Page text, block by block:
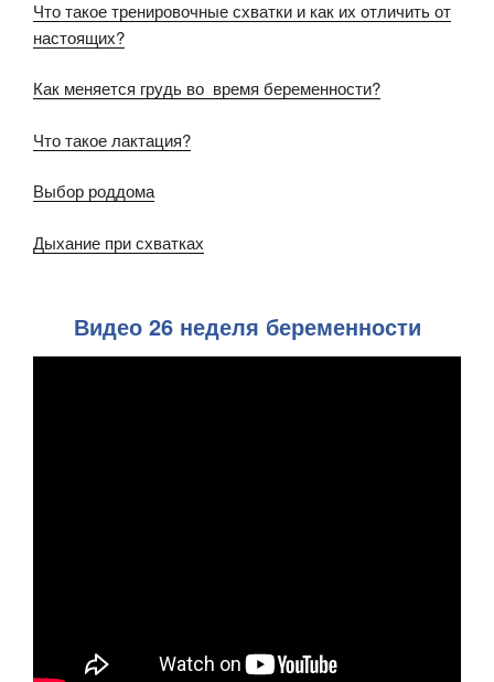
Что такое тренировочные схватки и как их отличить от
настоящих?
Как меняется грудь во время беременности?
Что такое лактация?
Выбор роддома
Дыхание при схватках
Видео 26 неделя беременности